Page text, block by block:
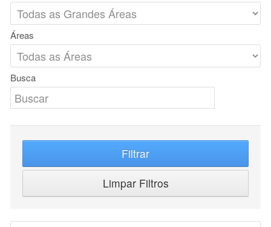
Áreas
Busca
Filtrar
Limpar Filtros